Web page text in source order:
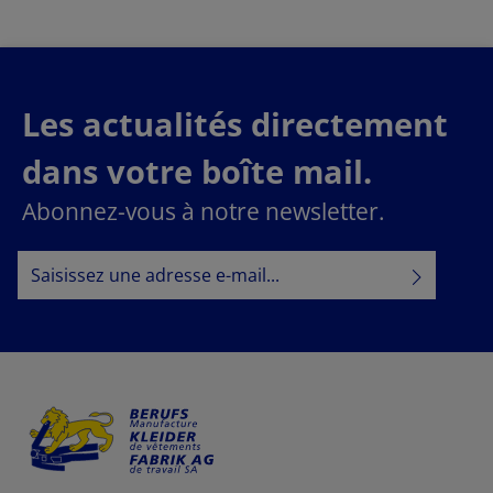
Les actualités directement
dans votre boîte mail.
Abonnez-vous à notre newsletter.
Adresse e-mail*
En sélectionnant Continuer, vous confirmez que vous